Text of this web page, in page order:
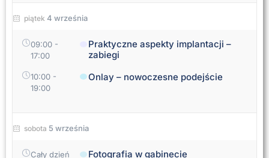
piątek 4 września
09:00 -
17:00
Praktyczne aspekty implantacji –
zabiegi
10:00 -
19:00
Onlay – nowoczesne podejście
sobota 5 września
Cały dzień
Fotografia w gabinecie